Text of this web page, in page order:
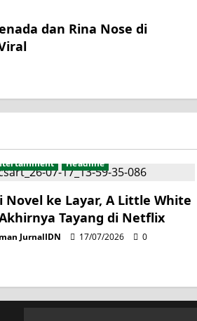
dan Rina Nose di
Headline
Novel ke Layar, A Little White
Tayang di Netflix
JurnalIDN 17/07/2026 0